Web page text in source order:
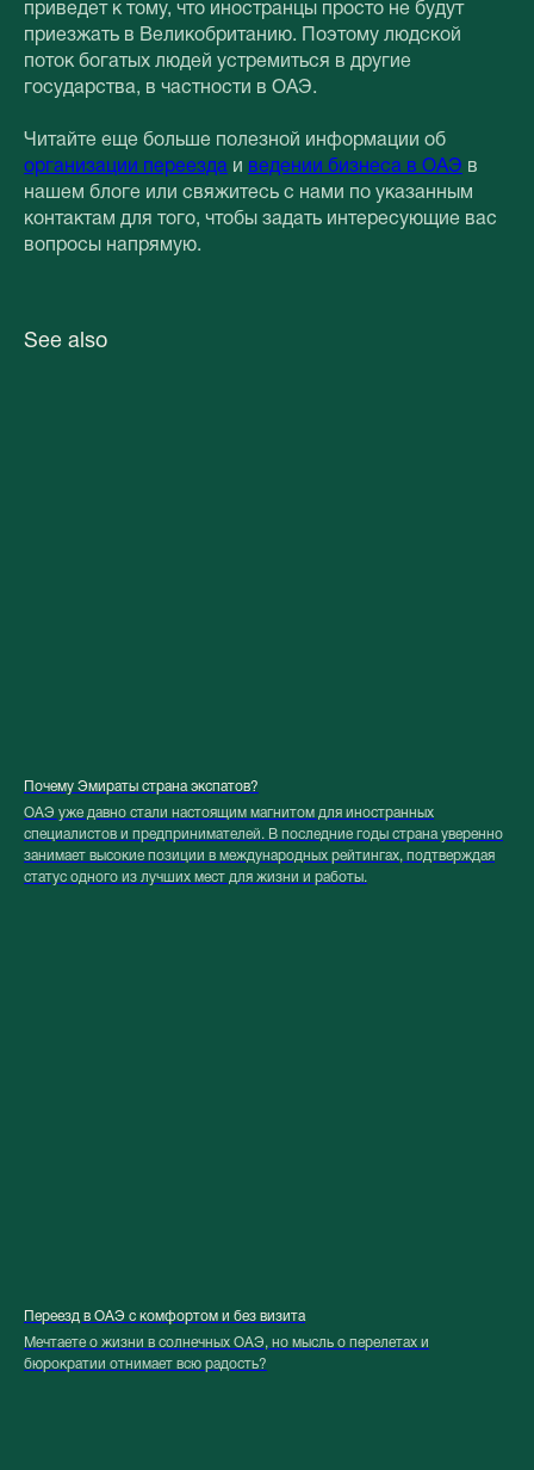
приведет к тому, что иностранцы просто не будут
приезжать в Великобританию. Поэтому людской
поток богатых людей устремиться в другие
государства, в частности в ОАЭ.
Читайте еще больше полезной информации об
организации переезда и ведении бизнеса в ОАЭ в
нашем блоге или свяжитесь с нами по указанным
контактам для того, чтобы задать интересующие вас
вопросы напрямую.
See also
Почему Эмираты страна экспатов?
ОАЭ уже давно стали настоящим магнитом для иностранных
специалистов и предпринимателей. В последние годы страна уверенно
занимает высокие позиции в международных рейтингах, подтверждая
статус одного из лучших мест для жизни и работы.
Переезд в ОАЭ с комфортом и без визита
Мечтаете о жизни в солнечных ОАЭ, но мысль о перелетах и
бюрократии отнимает всю радость?